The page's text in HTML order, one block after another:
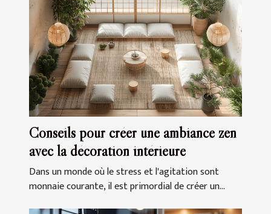
Conseils pour créer une ambiance zen
avec la décoration intérieure
Dans un monde où le stress et l'agitation sont
monnaie courante, il est primordial de créer un...